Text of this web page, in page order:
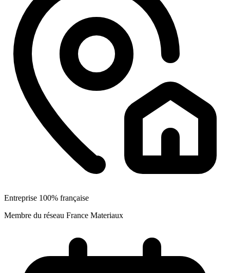
Entreprise 100% française
Membre du réseau France Materiaux